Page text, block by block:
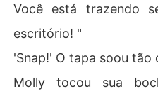
Você está trazendo
escritório! "
'Snap!' O tapa soou tão
Molly tocou sua